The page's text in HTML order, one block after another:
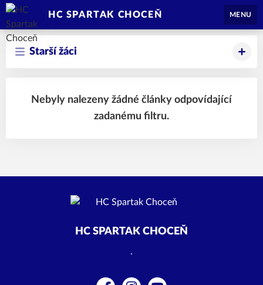
HC SPARTAK CHOCEŇ MENU
Starší žáci
Nebyly nalezeny žádné články odpovídající
zadanému filtru.
HC SPARTAK CHOCEŇ
.